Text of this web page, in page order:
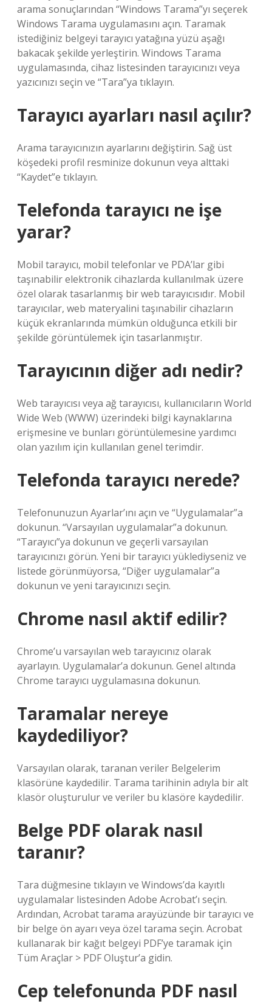
arama sonuçlarından “Windows Tarama”yı seçerek
Windows Tarama uygulamasını açın. Taramak
istediğiniz belgeyi tarayıcı yatağına yüzü aşağı
bakacak şekilde yerleştirin. Windows Tarama
uygulamasında, cihaz listesinden tarayıcınızı veya
yazıcınızı seçin ve “Tara”ya tıklayın.
Tarayıcı ayarları nasıl açılır?
Arama tarayıcınızın ayarlarını değiştirin. Sağ üst
köşedeki profil resminize dokunun veya alttaki
“Kaydet”e tıklayın.
Telefonda tarayıcı ne işe
yarar?
Mobil tarayıcı, mobil telefonlar ve PDA’lar gibi
taşınabilir elektronik cihazlarda kullanılmak üzere
özel olarak tasarlanmış bir web tarayıcısıdır. Mobil
tarayıcılar, web materyalini taşınabilir cihazların
küçük ekranlarında mümkün olduğunca etkili bir
şekilde görüntülemek için tasarlanmıştır.
Tarayıcının diğer adı nedir?
Web tarayıcısı veya ağ tarayıcısı, kullanıcıların World
Wide Web (WWW) üzerindeki bilgi kaynaklarına
erişmesine ve bunları görüntülemesine yardımcı
olan yazılım için kullanılan genel terimdir.
Telefonda tarayıcı nerede?
Telefonunuzun Ayarlar’ını açın ve “Uygulamalar”a
dokunun. “Varsayılan uygulamalar”a dokunun.
“Tarayıcı”ya dokunun ve geçerli varsayılan
tarayıcınızı görün. Yeni bir tarayıcı yüklediyseniz ve
listede görünmüyorsa, “Diğer uygulamalar”a
dokunun ve yeni tarayıcınızı seçin.
Chrome nasıl aktif edilir?
Chrome’u varsayılan web tarayıcınız olarak
ayarlayın. Uygulamalar’a dokunun. Genel altında
Chrome tarayıcı uygulamasına dokunun.
Taramalar nereye
kaydediliyor?
Varsayılan olarak, taranan veriler Belgelerim
klasörüne kaydedilir. Tarama tarihinin adıyla bir alt
klasör oluşturulur ve veriler bu klasöre kaydedilir.
Belge PDF olarak nasıl
taranır?
Tara düğmesine tıklayın ve Windows’da kayıtlı
uygulamalar listesinden Adobe Acrobat’ı seçin.
Ardından, Acrobat tarama arayüzünde bir tarayıcı ve
bir belge ön ayarı veya özel tarama seçin. Acrobat
kullanarak bir kağıt belgeyi PDF’ye taramak için
Tüm Araçlar > PDF Oluştur’a gidin.
Cep telefonunda PDF nasıl